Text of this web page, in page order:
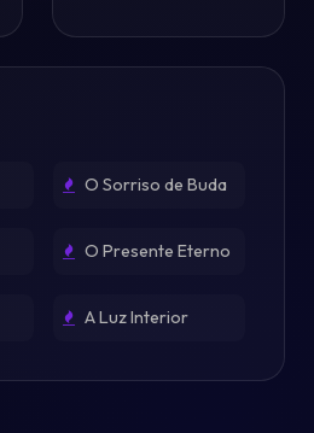
O Sorriso de Buda
O Presente Eterno
A Luz Interior